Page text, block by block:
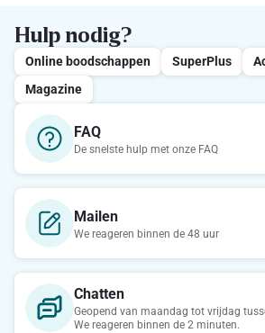
Hulp nodig?
Online boodschappen SuperPlus
Magazine
FAQ
De snelste hulp met onze FAQ
Mailen
We reageren binnen de 48 uur
Chatten
Geopend van maandag tot vrijdag
We reageren binnen de 2 minuten.